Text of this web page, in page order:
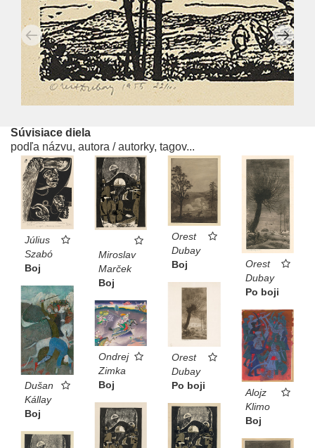
Súvisiace diela
podľa názvu, autora / autorky, tagov...
Július
Szabó
Boj
Miroslav
Marček
Boj
Orest
Dubay
Boj
Orest
Dubay
Po boji
Orest
Dubay
Po boji
Dušan
Kállay
Boj
Ondrej
Zimka
Boj
Alojz
Klimo
Boj